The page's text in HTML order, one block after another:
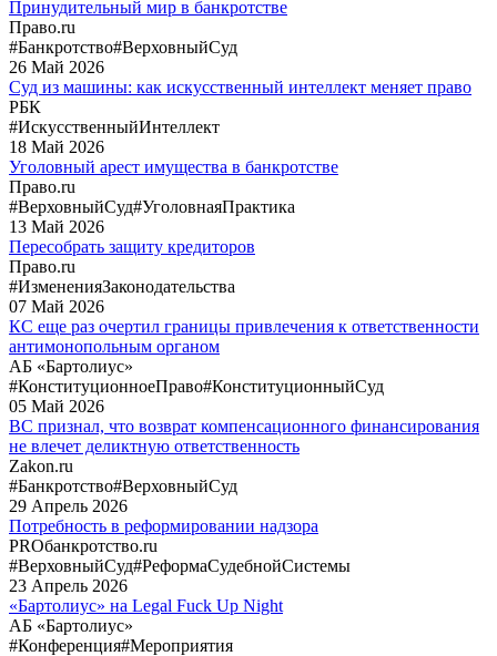
Принудительный мир в банкротстве
Право.ru
#Банкротство#ВерховныйСуд
26 Май 2026
Суд из машины: как искусственный интеллект меняет право
РБК
#ИскусственныйИнтеллект
18 Май 2026
Уголовный арест имущества в банкротстве
Право.ru
#ВерховныйСуд#УголовнаяПрактика
13 Май 2026
Пересобрать защиту кредиторов
Право.ru
#ИзмененияЗаконодательства
07 Май 2026
КС еще раз очертил границы привлечения к ответственности
антимонопольным органом
АБ «Бартолиус»
#КонституционноеПраво#КонституционныйСуд
05 Май 2026
ВС признал, что возврат компенсационного финансирования
не влечет деликтную ответственность
Zakon.ru
#Банкротство#ВерховныйСуд
29 Апрель 2026
Потребность в реформировании надзора
PROбанкротство.ru
#ВерховныйСуд#РеформаСудебнойСистемы
23 Апрель 2026
«Бартолиус» на Legal Fuck Up Night
АБ «Бартолиус»
#Конференция#Мероприятия